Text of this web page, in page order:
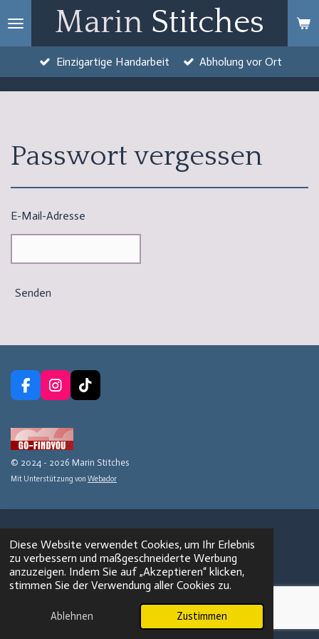
Diese Website verwendet Cookies, um Ihr Erlebnis
zu verbessern und maßgeschneiderte Werbung
anzuzeigen. Indem Sie auf „Akzeptieren“ klicken,
stimmen Sie der Verwendung aller Cookies zu.
Ablehnen Zustimmen
Zum
HauptinhaltMarin Stitches
Einzigartige Handarbeit Abholung vor Ort
Passwort vergessen
E-Mail-Adresse
Senden
F
a
e
b
o
k
I
n
t
a
g
a
T
i
k
© 2024 - 2026 Marin Stitches
Mit Unterstützung von Webador